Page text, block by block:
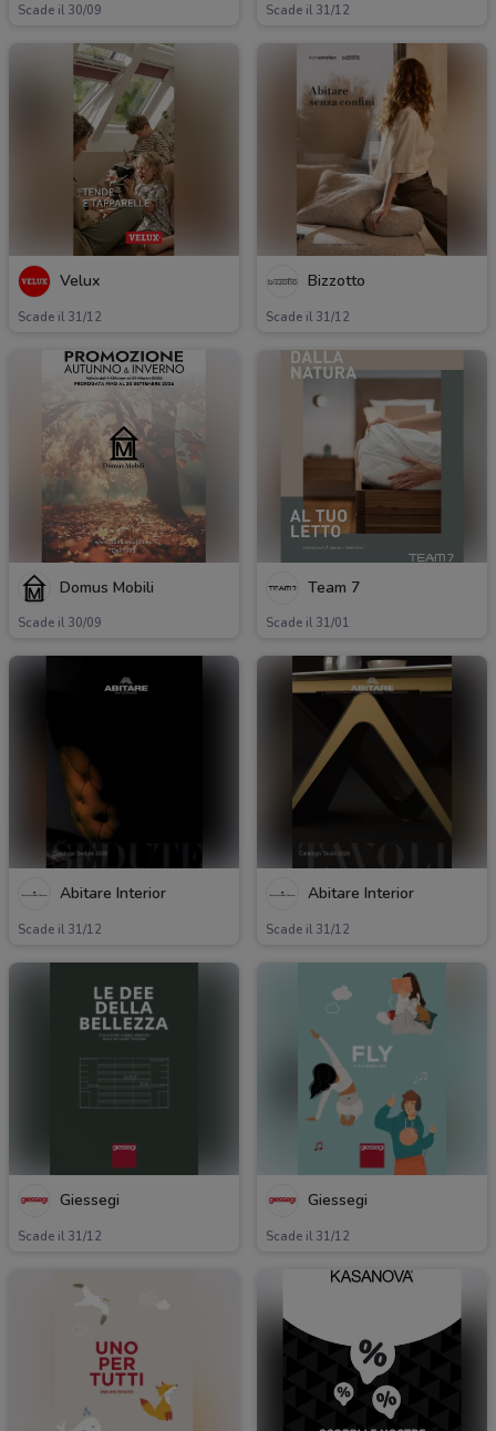
Scade il 30/09 Scade il 31/12
Velux
Scade il 31/12
Bizzotto
Scade il 31/12
Domus Mobili
Scade il 30/09
Team 7
Scade il 31/01
Abitare Interior
Scade il 31/12
Abitare Interior
Scade il 31/12
Giessegi
Scade il 31/12
Giessegi
Scade il 31/12